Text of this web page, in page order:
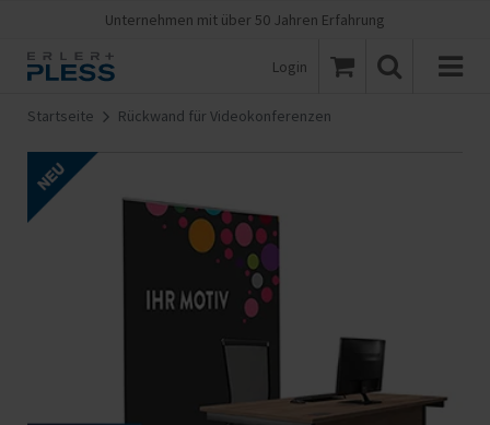
Unternehmen mit über 50 Jahren Erfahrung
Login
Startseite Rückwand für Videokonferenzen